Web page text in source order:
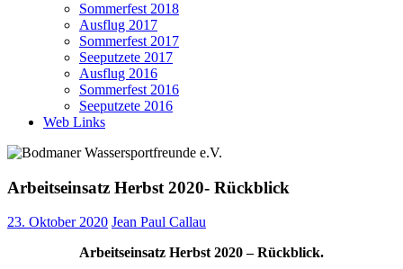
Sommerfest 2018
Ausflug 2017
Sommerfest 2017
Seeputzete 2017
Ausflug 2016
Sommerfest 2016
Seeputzete 2016
Web Links
Arbeitseinsatz Herbst 2020- Rückblick
23. Oktober 2020 Jean Paul Callau
Arbeitseinsatz Herbst 2020 – Rückblick.